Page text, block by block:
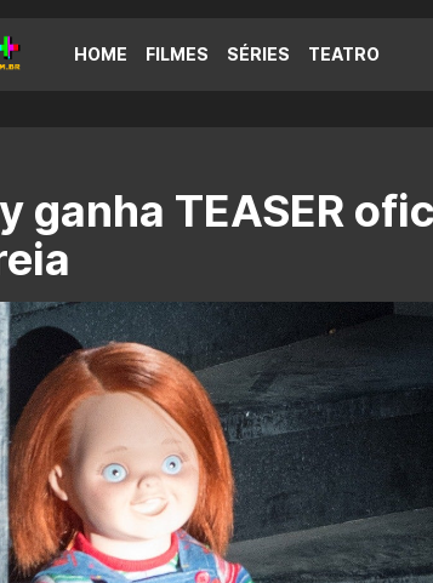
HOME FILMES SÉRIES TEATRO
ganha TEASER